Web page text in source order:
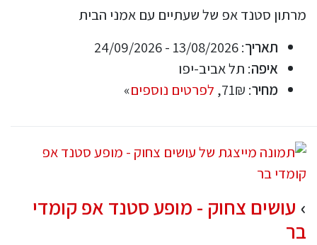
מרתון סטנד אפ של שעתיים עם אמני הבית
תאריך: 13/08/2026 - 24/09/2026
איפה: תל אביב-יפו
מחיר: 71₪, לפרטים נוספים»
עושים צחוק - מופע סטנד אפ קומדי
בר